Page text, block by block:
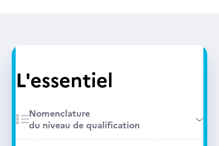
L'essentiel
Nomenclature
du niveau de qualification